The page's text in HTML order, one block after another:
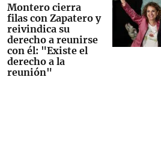
Montero cierra
filas con Zapatero y
reivindica su
derecho a reunirse
con él: "Existe el
derecho a la
reunión"